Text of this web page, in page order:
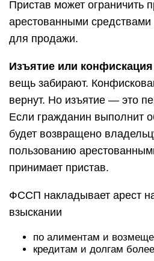
Пристав может ограничить
арестованными средствами
для продажи.
Изъятие или конфискация
вещь забирают.
вернут. Но изъятие — это
Если гражданин выполнит
будет возвращено
пользованию
принимает пристав.
ФССП накладывает арест
взыскании
по алиментам и
кредитам и долгам